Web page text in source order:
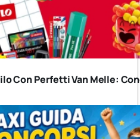
Con Perfetti Van Melle: